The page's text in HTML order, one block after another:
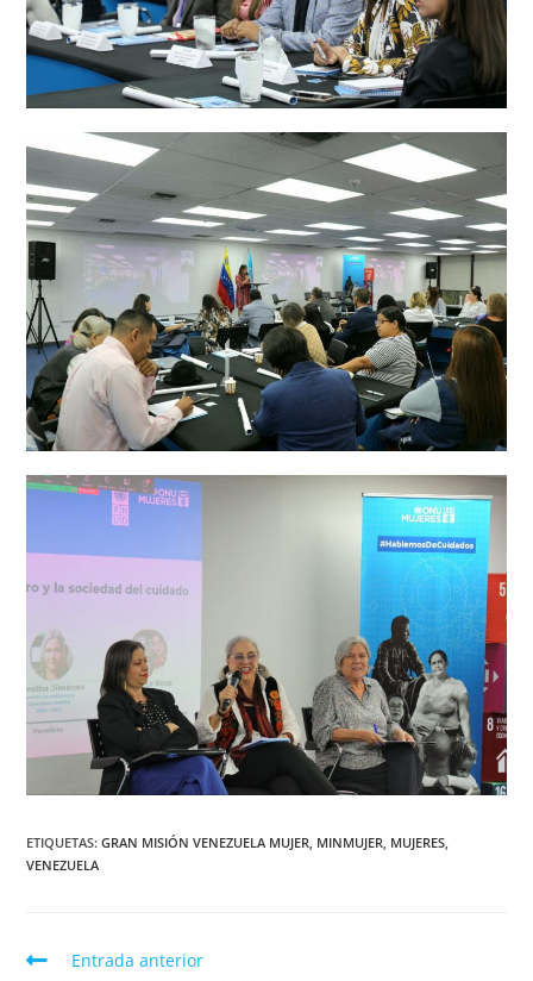
ETIQUETAS:GRAN MISIÓN VENEZUELA MUJER, MINMUJER, MUJERES,
VENEZUELA
Entrada anterior